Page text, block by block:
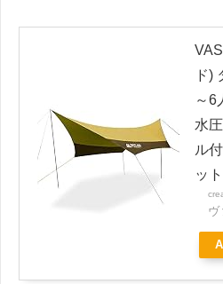
ド)
～6
水
ル
ット
ヴ